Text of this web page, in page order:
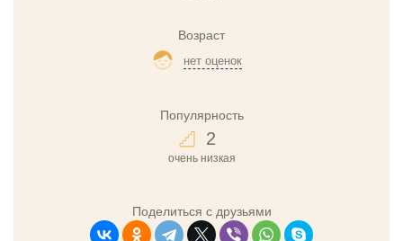
Возраст
нет оценок
Популярность
2
очень низкая
Поделиться с друзьями